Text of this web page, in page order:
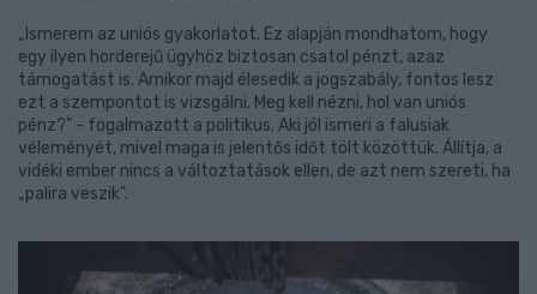
„Ismerem az uniós gyakorlatot. Ez alapján mondhatom, hogy
egy ilyen horderejű ügyhöz biztosan csatol pénzt, azaz
támogatást is. Amikor majd élesedik a jogszabály, fontos lesz
ezt a szempontot is vizsgálni. Meg kell nézni, hol van uniós
pénz?" - fogalmazott a politikus. Aki jól ismeri a falusiak
véleményét, mivel maga is jelentős időt tölt közöttük. Állítja, a
vidéki ember nincs a változtatások ellen, de azt nem szereti, ha
„palira veszik".